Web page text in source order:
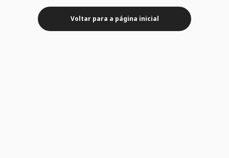
Voltar para a página inicial